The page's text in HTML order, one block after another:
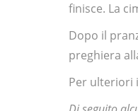
finisce. La
Dopo il
preghiera
Per ulteriori